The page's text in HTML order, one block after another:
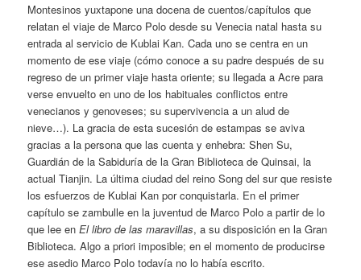
Montesinos yuxtapone una docena de cuentos/capítulos que
relatan el viaje de Marco Polo desde su Venecia natal hasta su
entrada al servicio de Kublai Kan. Cada uno se centra en un
momento de ese viaje (cómo conoce a su padre después de su
regreso de un primer viaje hasta oriente; su llegada a Acre para
verse envuelto en uno de los habituales conflictos entre
venecianos y genoveses; su supervivencia a un alud de
nieve…). La gracia de esta sucesión de estampas se aviva
gracias a la persona que las cuenta y enhebra: Shen Su,
Guardián de la Sabiduría de la Gran Biblioteca de Quinsai, la
actual Tianjin. La última ciudad del reino Song del sur que resiste
los esfuerzos de Kublai Kan por conquistarla. En el primer
capítulo se zambulle en la juventud de Marco Polo a partir de lo
que lee enEl libro de las maravillas, a su disposición en la Gran
Biblioteca. Algo a priori imposible; en el momento de producirse
ese asedio Marco Polo todavía no lo había escrito.